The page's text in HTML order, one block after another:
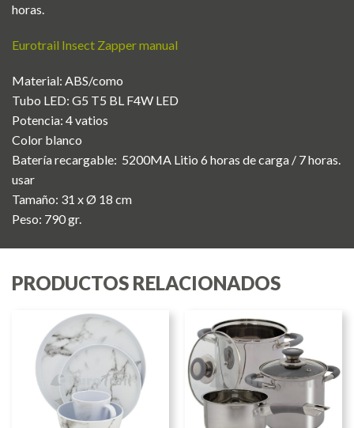
horas.
Eurotrail Insect Zapper manual
Material: ABS/como
Tubo LED: G5 T5 BL F4W LED
Potencia: 4 vatios
Color blanco
Batería recargable: 5200MA Litio 6 horas de carga / 7 horas.
usar
Tamaño: 31 x Ø 18 cm
Peso: 790 gr.
PRODUCTOS RELACIONADOS